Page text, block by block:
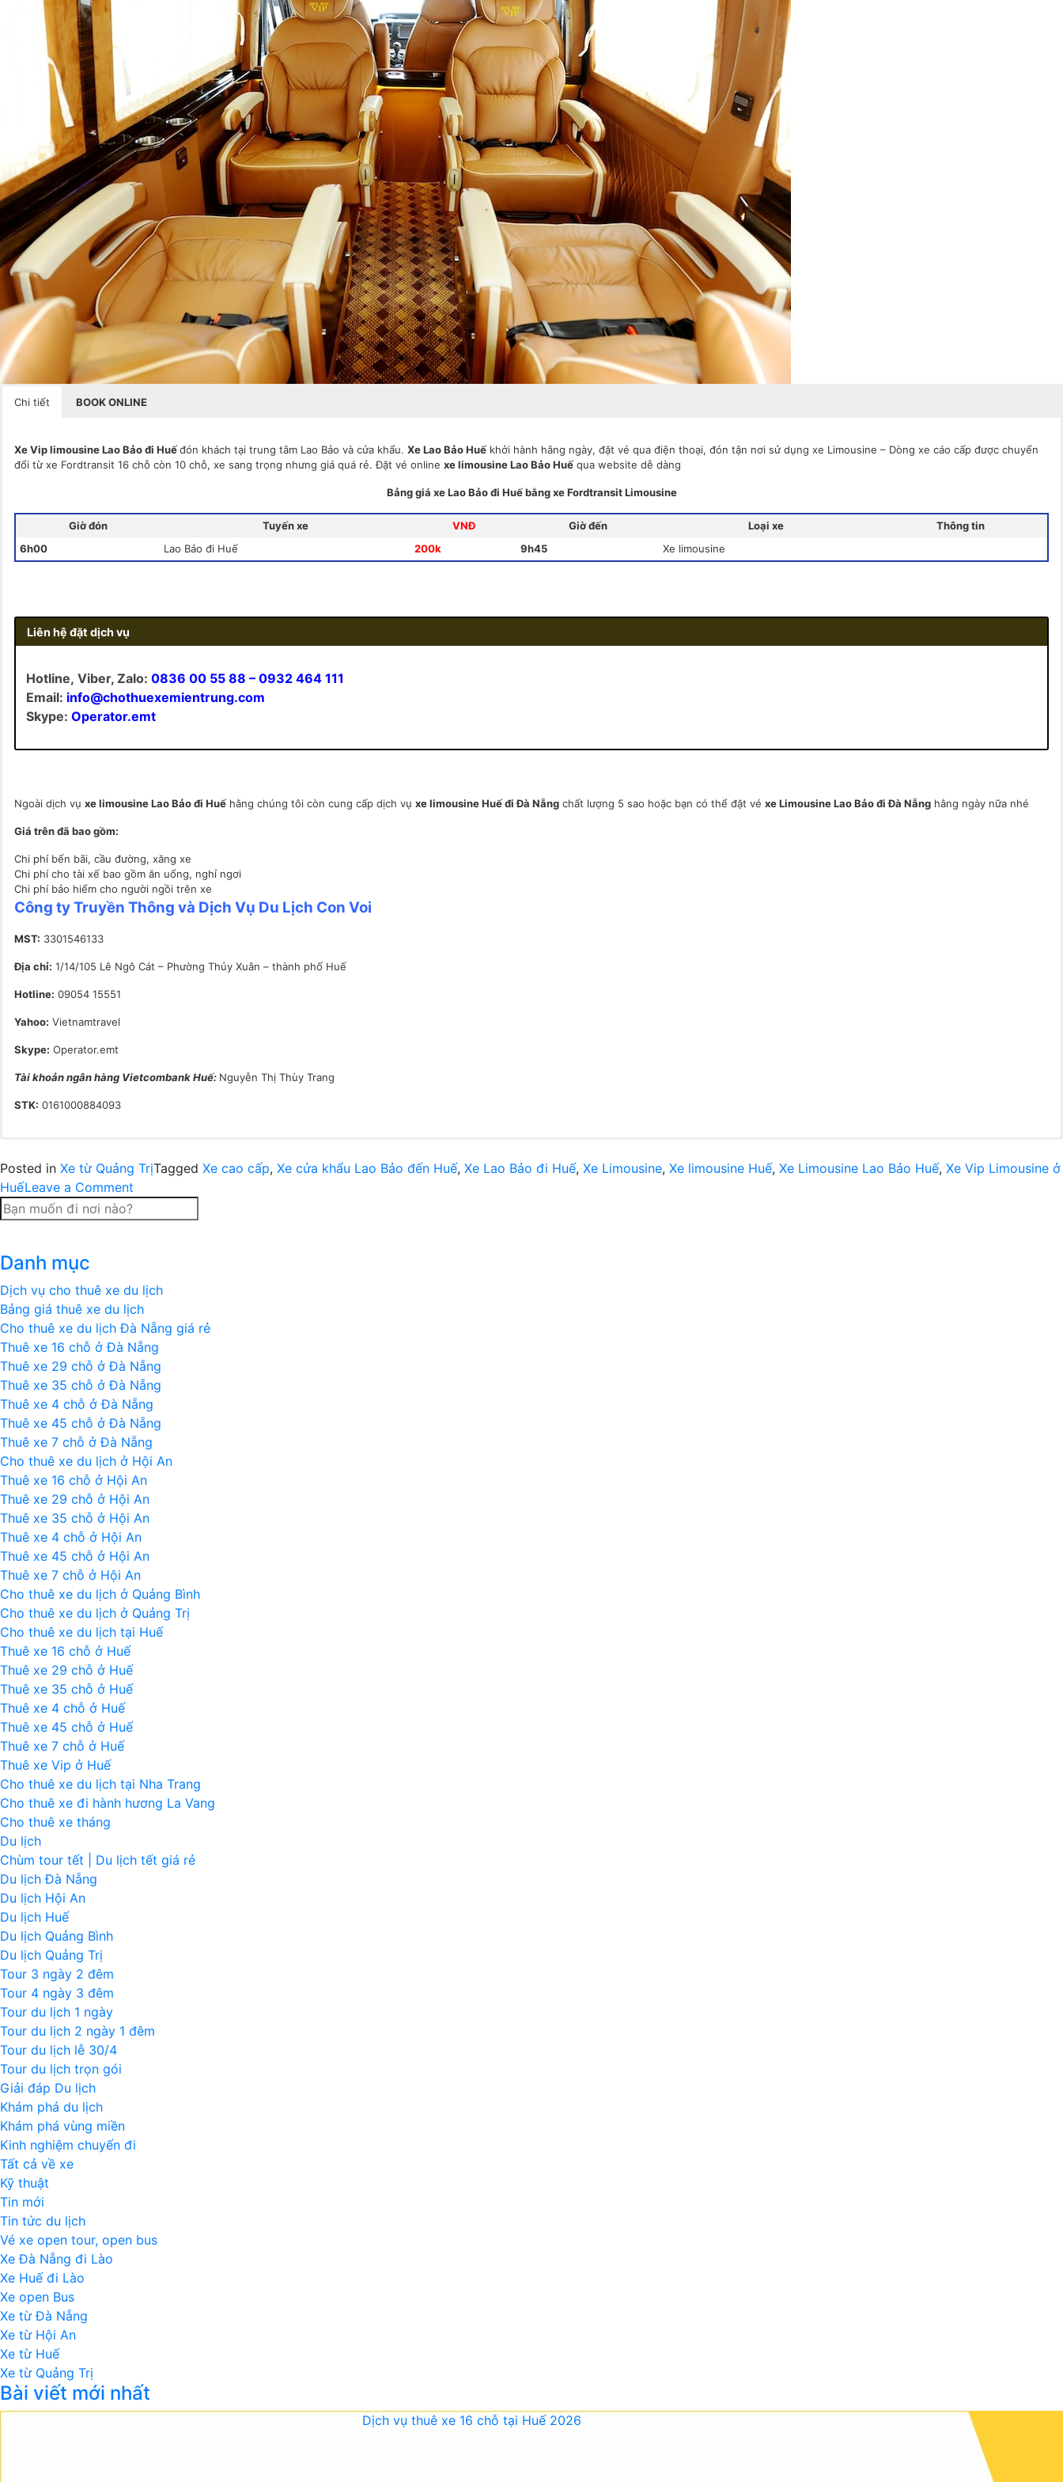
Chi tiết BOOK ONLINE
Xe Vip limousine Lao Bảo đi Huếđón khách tại trung tâm Lao Bảo và cửa khẩu. Xe Lao Bảo Huế khởi hành hằng ngày, đặt vé qua điện thoại, đón tận nơi sử dụng xe Limousine – Dòng xe cáo cấp được chuyển
đổi từ xe Fordtransit 16 chỗ còn 10 chỗ, xe sang trọng nhưng giá quá rẻ. Đặt vé online xe limousine Lao Bảo Huế qua website dễ dàng
Bảng giá xe Lao Bảo đi Huế bằng xe Fordtransit Limousine
Giờ đón Tuyến xe VNĐ Giờ đến Loại xe
Thông tin
6h00
Lao Bảo đi Huế 200k 9h45 Xe limousine
Liên hệ đặt dịch vụ
Hotline, Viber, Zalo: 0836 00 55 88 – 0932 464 111
Email: info@chothuexemientrung.com
Skype: Operator.emt
Ngoài dịch vụ xe limousine Lao Bảo đi Huế hằng chúng tôi còn cung cấp dịch vụ xe limousine Huế đi Đà Nẵng chất lượng 5 sao hoặc bạn có thể đặt vé xe Limousine Lao Bảo đi Đà Nẵng hằng ngày nữa nhé
Giá trên đã bao gồm:
Chi phí bến bãi, cầu đường, xăng xe
Chi phí cho tài xế bao gồm ăn uống, nghỉ ngơi
Chi phí bảo hiểm cho người ngồi trên xe
Công ty Truyền Thông và Dịch Vụ Du Lịch Con Voi
MST: 3301546133
Địa chỉ: 1/14/105 Lê Ngô Cát – Phường Thủy Xuân – thành phố Huế
Hotline: 09054 15551
Yahoo: Vietnamtravel
Skype: Operator.emt
Tài khoản ngân hàng Vietcombank Huế: Nguyễn Thị Thùy Trang
STK: 0161000884093
Posted in Xe từ Quảng TrịTagged Xe cao cấp, Xe cửa khẩu Lao Bảo đến Huế, Xe Lao Bảo đi Huế, Xe Limousine, Xe limousine Huế, Xe Limousine Lao Bảo Huế, Xe Vip Limousine ở
HuếLeave a Comment
Lao
hằng
ngày
|
Xe
VIP
Limousine
Lao
Bảo
–
Huế
Danh mục
Dịch vụ cho thuê xe du lịch
Bảng giá thuê xe du lịch
Cho thuê xe du lịch Đà Nẵng giá rẻ
Thuê xe 16 chỗ ở Đà Nẵng
Thuê xe 29 chỗ ở Đà Nẵng
Thuê xe 35 chỗ ở Đà Nẵng
Thuê xe 4 chỗ ở Đà Nẵng
Thuê xe 45 chỗ ở Đà Nẵng
Thuê xe 7 chỗ ở Đà Nẵng
Cho thuê xe du lịch ở Hội An
Thuê xe 16 chỗ ở Hội An
Thuê xe 29 chỗ ở Hội An
Thuê xe 35 chỗ ở Hội An
Thuê xe 4 chỗ ở Hội An
Thuê xe 45 chỗ ở Hội An
Thuê xe 7 chỗ ở Hội An
Cho thuê xe du lịch ở Quảng Bình
Cho thuê xe du lịch ở Quảng Trị
Cho thuê xe du lịch tại Huế
Thuê xe 16 chỗ ở Huế
Thuê xe 29 chỗ ở Huế
Thuê xe 35 chỗ ở Huế
Thuê xe 4 chỗ ở Huế
Thuê xe 45 chỗ ở Huế
Thuê xe 7 chỗ ở Huế
Thuê xe Vip ở Huế
Cho thuê xe du lịch tại Nha Trang
Cho thuê xe đi hành hương La Vang
Cho thuê xe tháng
Du lịch
Chùm tour tết | Du lịch tết giá rẻ
Du lịch Đà Nẵng
Du lịch Hội An
Du lịch Huế
Du lịch Quảng Bình
Du lịch Quảng Trị
Tour 3 ngày 2 đêm
Tour 4 ngày 3 đêm
Tour du lịch 1 ngày
Tour du lịch 2 ngày 1 đêm
Tour du lịch lễ 30/4
Tour du lịch trọn gói
Giải đáp Du lịch
Khám phá du lịch
Khám phá vùng miền
Kinh nghiệm chuyến đi
Tất cả về xe
Kỹ thuật
Tin mới
Tin tức du lịch
Vé xe open tour, open bus
Xe Đà Nẵng đi Lào
Xe Huế đi Lào
Xe open Bus
Xe từ Đà Nẵng
Xe từ Hội An
Xe từ Huế
Xe từ Quảng Trị
Bài viết mới nhất
Dịch vụ thuê xe 16 chỗ tại Huế 2026